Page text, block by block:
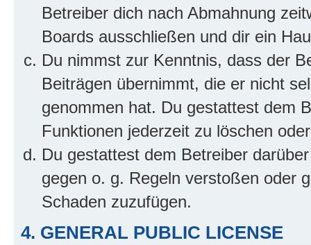
Betreiber dich nach Abmahnung
Boards ausschließen und dir ein
Du nimmst zur Kenntnis, dass der
Beiträgen übernimmt, die er nicht
genommen hat. Du gestattest dem
Funktionen jederzeit zu löschen
Du gestattest dem Betreiber
gegen o. g. Regeln verstoßen oder
Schaden zuzufügen.
4. GENERAL PUBLIC LICENSE